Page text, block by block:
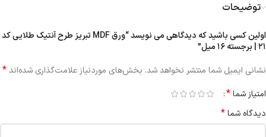
توضیحات
اولین کسی باشید که دیدگاهی می نویسد “ورق MDF تبریز طرح آنتیک طلایی کد
۲۱ | برجسته ۱۶ میل”
نشانی ایمیل شما منتشر نخواهد شد. بخش‌های موردنیاز علامت‌گذاری شده‌اند*
امتیاز شما*
دیدگاه شما*